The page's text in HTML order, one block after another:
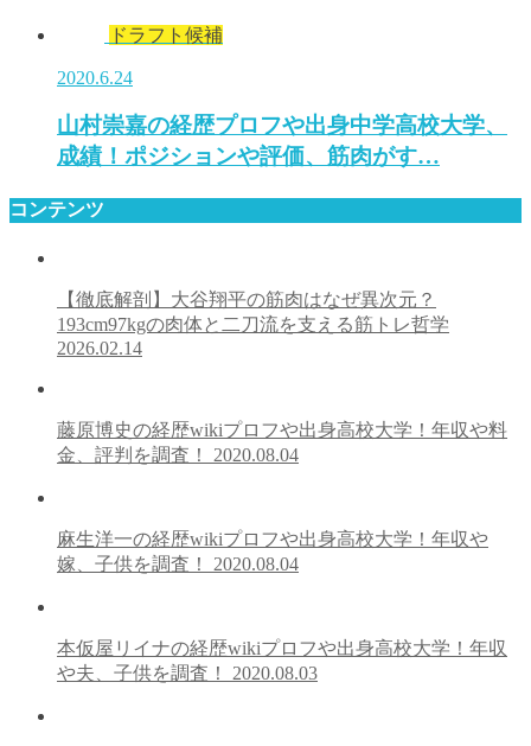
ドラフト候補
2020.6.24
山村崇嘉の経歴プロフや出身中学高校大学、
成績！ポジションや評価、筋肉がす…
コンテンツ
【徹底解剖】大谷翔平の筋肉はなぜ異次元？
193cm97kgの肉体と二刀流を支える筋トレ哲学
2026.02.14
藤原博史の経歴wikiプロフや出身高校大学！年収や料
金、評判を調査！ 2020.08.04
麻生洋一の経歴wikiプロフや出身高校大学！年収や
嫁、子供を調査！ 2020.08.04
本仮屋リイナの経歴wikiプロフや出身高校大学！年収
や夫、子供を調査！ 2020.08.03